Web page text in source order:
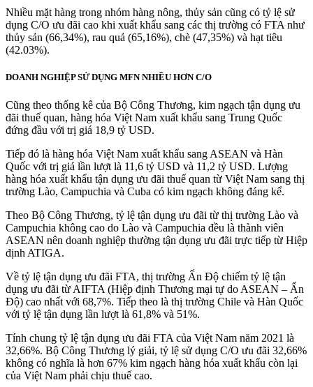
Nhiều mặt hàng trong nhóm hàng nông, thủy sản cũng có tỷ lệ sử
dụng C/O ưu đãi cao khi xuất khẩu sang các thị trường có FTA như
thủy sản (66,34%), rau quả (65,16%), chè (47,35%) và hạt tiêu
(42.03%).
DOANH NGHIỆP SỬ DỤNG MFN NHIỀU HƠN C/O
Cũng theo thống kê của Bộ Công Thương, kim ngạch tận dụng ưu
đãi thuế quan, hàng hóa Việt Nam xuất khẩu sang Trung Quốc
đứng đầu với trị giá 18,9 tỷ USD.
Tiếp đó là hàng hóa Việt Nam xuất khẩu sang ASEAN và Hàn
Quốc với trị giá lần lượt là 11,6 tỷ USD và 11,2 tỷ USD. Lượng
hàng hóa xuất khẩu tận dụng ưu đãi thuế quan từ Việt Nam sang thị
trường Lào, Campuchia và Cuba có kim ngạch không đáng kể.
Theo Bộ Công Thương, tỷ lệ tận dụng ưu đãi từ thị trường Lào và
Campuchia không cao do Lào và Campuchia đều là thành viên
ASEAN nên doanh nghiệp thường tận dụng ưu đãi trực tiếp từ Hiệp
định ATIGA.
Về tỷ lệ tận dụng ưu đãi FTA, thị trường Ấn Độ chiếm tỷ lệ tận
dụng ưu đãi từ AIFTA (Hiệp định Thương mại tự do ASEAN – Ấn
Độ) cao nhất với 68,7%. Tiếp theo là thị trường Chile và Hàn Quốc
với tỷ lệ tận dụng lần lượt là 61,8% và 51%.
Tính chung tỷ lệ tận dụng ưu đãi FTA của Việt Nam năm 2021 là
32,66%. Bộ Công Thương lý giải, tỷ lệ sử dụng C/O ưu đãi 32,66%
không có nghĩa là hơn 67% kim ngạch hàng hóa xuất khẩu còn lại
của Việt Nam phải chịu thuế cao.